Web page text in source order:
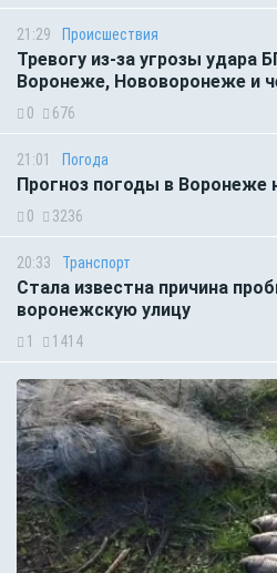
21:29 Происшествия
Тревогу из-за угрозы удара
Воронеже, Нововоронеже и
0 676
21:01 Погода
Прогноз погоды в Воронеже
0 3236
20:33 Транспорт
Стала известна причина
воронежскую улицу
1 1414